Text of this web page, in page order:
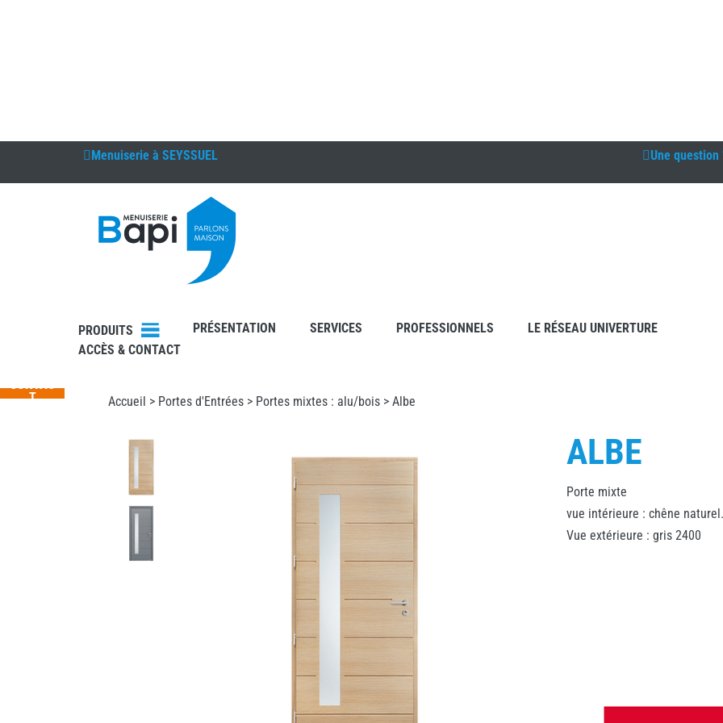
Menuiserie à SEYSSUEL Une question
PRODUITS PRÉSENTATION SERVICES PROFESSIONNELS
LE RÉSEAU UNIVERTURE
ACCÈS & CONTACT
Accueil > Portes d'Entrées > Portes mixtes : alu/bois > Albe
ALBE
Porte mixte
vue intérieure : chêne naturel.
Vue extérieure : gris 2400
T